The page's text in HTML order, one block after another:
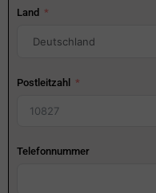
Land
Postleitzahl
Telefonnummer